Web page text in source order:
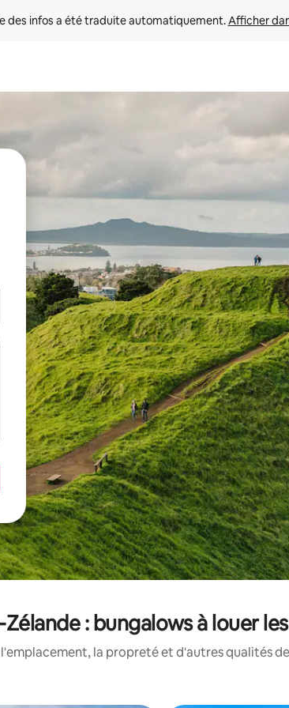
des infos a été traduite automatiquement. Afficher
les flèches vers le haut et vers le bas, ou en
: bungalows à louer
l'emplacement, la propreté et d'autres qualités